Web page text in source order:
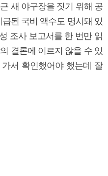
새 야구장을 짓기 위해 공
된 국비 액수도 명시돼 있
조사 보고서를 한 번만 읽
결론에 이르지 않을 수 있
서 확인했어야 했는데 잘